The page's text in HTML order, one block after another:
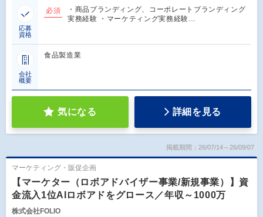
応募
資格
必須
・商品ブランディング、コーポレートブランディング
実務経験 ・マーケティング実務経験…
会社
概要
食品製造業
気になる 詳細を見る
掲載期間：26/07/14～26/09/07
マーケティング・販促企画
【マーケター（ロボアドバイザー事業/新規事業）】資
金流入1位AIロボアドをグロース／年収～1000万
株式会社FOLIO